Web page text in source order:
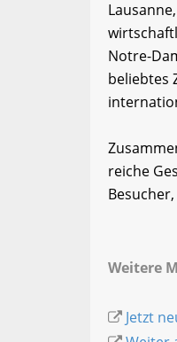
Notre-
beliebtes
reiche
Weitere
Jetzt